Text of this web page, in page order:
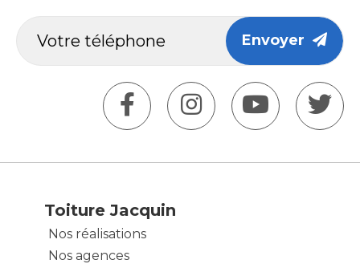
Envoyer
Toiture Jacquin
Nos réalisations
Nos agences